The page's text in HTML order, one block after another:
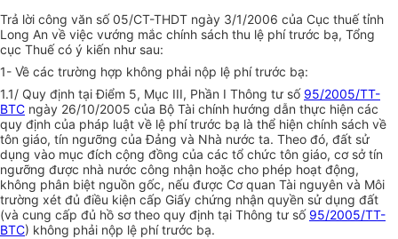
Trả lời công văn số 05/CT-THDT ngày 3/1/2006 của Cục thuế tỉnh
Long An về việc vướng mắc chính sách thu lệ phí trước bạ, Tổng
cục Thuế có ý kiến như sau:
1- Về các trường hợp không phải nộp lệ phí trước bạ:
1.1/ Quy định tại Điểm 5, Mục III, Phần I Thông tư số 95/2005/TT-
BTC ngày 26/10/2005 của Bộ Tài chính hướng dẫn thực hiện các
quy định của pháp luật về lệ phí trước bạ là thể hiện chính sách về
tôn giáo, tín ngưỡng của Đảng và Nhà nước ta. Theo đó, đất sử
dụng vào mục đích cộng đồng của các tổ chức tôn giáo, cơ sở tín
ngưỡng được nhà nước công nhận hoặc cho phép hoạt động,
không phân biệt nguồn gốc, nếu được Cơ quan Tài nguyên và Môi
trường xét đủ điều kiện cấp Giấy chứng nhận quyền sử dụng đất
(và cung cấp đủ hồ sơ theo quy định tại Thông tư số 95/2005/TT-
BTC) không phải nộp lệ phí trước bạ.